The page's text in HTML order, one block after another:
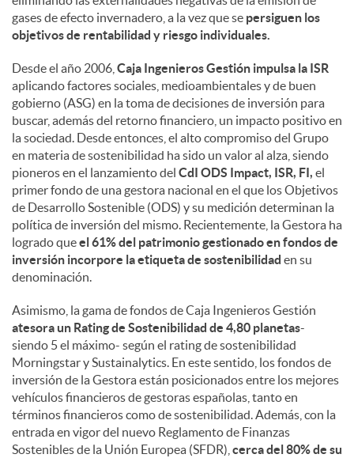
gases de efecto invernadero, a la vez que se persiguen los
objetivos de rentabilidad y riesgo individuales.
Desde el año 2006, Caja Ingenieros Gestión impulsa la ISR
aplicando factores sociales, medioambientales y de buen
gobierno (ASG) en la toma de decisiones de inversión para
buscar, además del retorno financiero, un impacto positivo en
la sociedad. Desde entonces, el alto compromiso del Grupo
en materia de sostenibilidad ha sido un valor al alza, siendo
pioneros en el lanzamiento del CdI ODS Impact, ISR, FI, el
primer fondo de una gestora nacional en el que los Objetivos
de Desarrollo Sostenible (ODS) y su medición determinan la
política de inversión del mismo. Recientemente, la Gestora ha
logrado queel 61% del patrimonio gestionado en fondos de
inversión incorpore la etiqueta de sostenibilidad en su
denominación.
Asimismo, la gama de fondos de Caja Ingenieros Gestión
atesora un Rating de Sostenibilidad de 4,80 planetas-
siendo 5 el máximo- según el rating de sostenibilidad
Morningstar y Sustainalytics. En este sentido, los fondos de
inversión de la Gestora están posicionados entre los mejores
vehículos financieros de gestoras españolas, tanto en
términos financieros como de sostenibilidad. Además, con la
entrada en vigor del nuevo Reglamento de Finanzas
Sostenibles de la Unión Europea (SFDR), cerca del 80% de su